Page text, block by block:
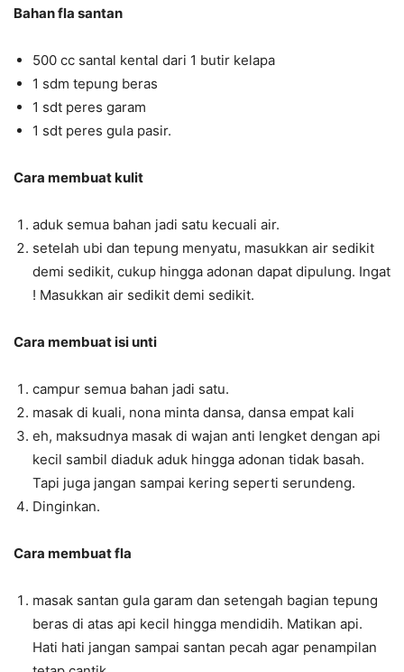
Bahan fla santan
500 cc santal kental dari 1 butir kelapa
1 sdm tepung beras
1 sdt peres garam
1 sdt peres gula pasir.
Cara membuat kulit
aduk semua bahan jadi satu kecuali air.
setelah ubi dan tepung menyatu, masukkan air sedikit
demi sedikit, cukup hingga adonan dapat dipulung. Ingat
! Masukkan air sedikit demi sedikit.
Cara membuat isi unti
campur semua bahan jadi satu.
masak di kuali, nona minta dansa, dansa empat kali
eh, maksudnya masak di wajan anti lengket dengan api
kecil sambil diaduk aduk hingga adonan tidak basah.
Tapi juga jangan sampai kering seperti serundeng.
Dinginkan.
Cara membuat fla
masak santan gula garam dan setengah bagian tepung
beras di atas api kecil hingga mendidih. Matikan api.
Hati hati jangan sampai santan pecah agar penampilan